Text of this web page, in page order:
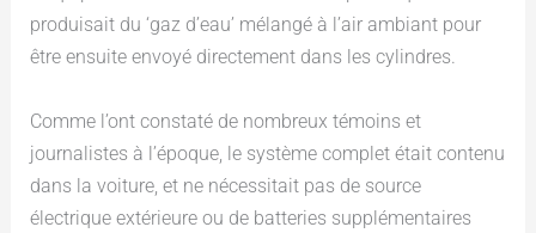
produisait du ‘gaz d’eau’ mélangé à l’air ambiant pour
être ensuite envoyé directement dans les cylindres.
Comme l’ont constaté de nombreux témoins et
journalistes à l’époque, le système complet était contenu
dans la voiture, et ne nécessitait pas de source
électrique extérieure ou de batteries supplémentaires